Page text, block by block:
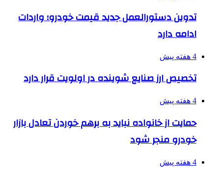
تدوین دستورالعمل جدید قیمت خودرو؛ واردات
ادامه دارد
4 هفته پیش
تخصیص ارز صنایع شوینده در اولویت قرار دارد
4 هفته پیش
حمایت از خانواده نباید به برهم خوردن تعادل بازار
خودرو منجر شود
4 هفته پیش